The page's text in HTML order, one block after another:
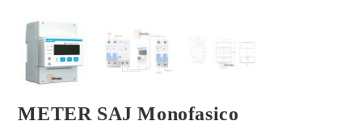
METER SAJ Monofasico